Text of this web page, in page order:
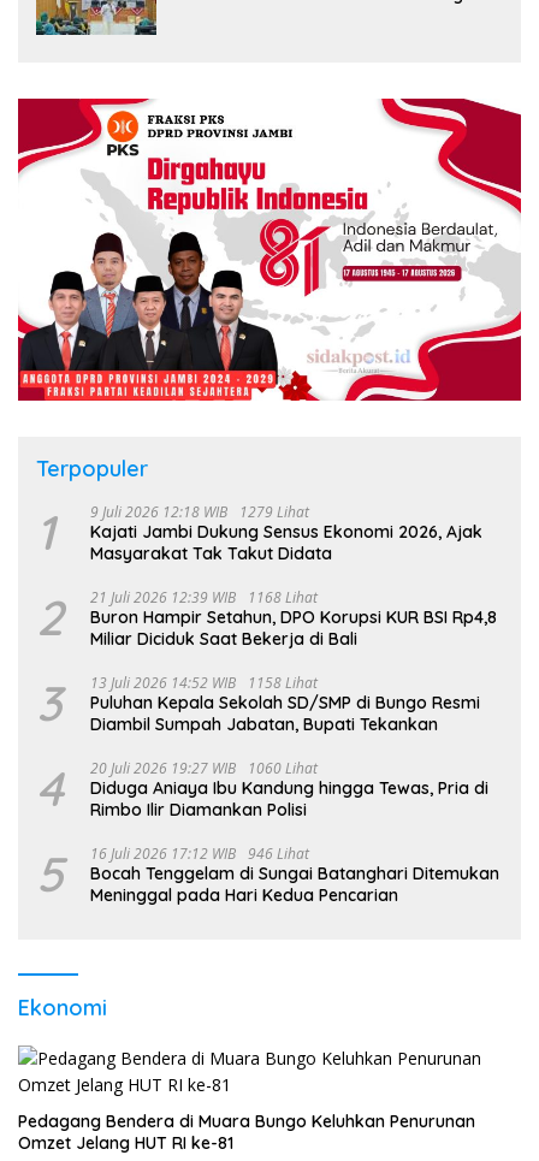
Terpopuler
1 9 Juli 2026 12:18 WIB 1279 Lihat
Kajati Jambi Dukung Sensus Ekonomi 2026, Ajak
Masyarakat Tak Takut Didata
2 21 Juli 2026 12:39 WIB 1168 Lihat
Buron Hampir Setahun, DPO Korupsi KUR BSI Rp4,8
Miliar Diciduk Saat Bekerja di Bali
3 13 Juli 2026 14:52 WIB 1158 Lihat
Puluhan Kepala Sekolah SD/SMP di Bungo Resmi
Diambil Sumpah Jabatan, Bupati Tekankan
4 20 Juli 2026 19:27 WIB 1060 Lihat
Diduga Aniaya Ibu Kandung hingga Tewas, Pria di
Rimbo Ilir Diamankan Polisi
5 16 Juli 2026 17:12 WIB 946 Lihat
Bocah Tenggelam di Sungai Batanghari Ditemukan
Meninggal pada Hari Kedua Pencarian
Ekonomi
Pedagang Bendera di Muara Bungo Keluhkan Penurunan
Omzet Jelang HUT RI ke-81